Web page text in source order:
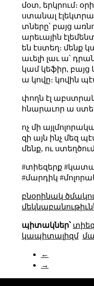
մօտ, երկրում։
ստանալ
տները՝ բայց
արեւային
են էստեղ։ մենք
աւելի լաւ ա՝
կամ կեֆիր,
ա կովը։ կովին
փողն էլ
հնարաւոր ա
ոչ մի
զի այն ինչ մեզ
մենք, ու
#տիեզերք
#մարդիկ
բնօրինակ
պիտակներ՝
կապիտալիզմ
←
→